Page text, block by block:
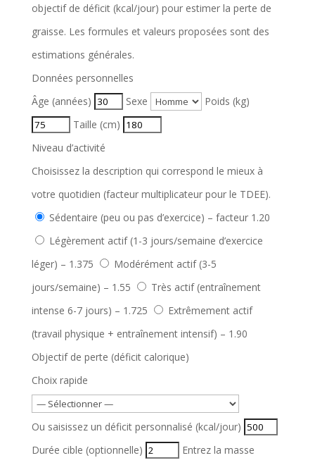
objectif de déficit (kcal/jour) pour estimer la perte de
graisse. Les formules et valeurs proposées sont des
estimations générales.
Données personnelles
Âge (années)
Sexe
Poids (kg)
Taille (cm)
Niveau d’activité
Choisissez la description qui correspond le mieux à
votre quotidien (facteur multiplicateur pour le TDEE).
Sédentaire (peu ou pas d’exercice) – facteur 1.20
Légèrement actif (1-3 jours/semaine d’exercice
léger) – 1.375
Modérément actif (3-5
jours/semaine) – 1.55
Très actif (entraînement
intense 6-7 jours) – 1.725
Extrêmement actif
(travail physique + entraînement intensif) – 1.90
Objectif de perte (déficit calorique)
Choix rapide
Ou saisissez un déficit personnalisé (kcal/jour)
Durée cible (optionnelle)
Entrez la masse